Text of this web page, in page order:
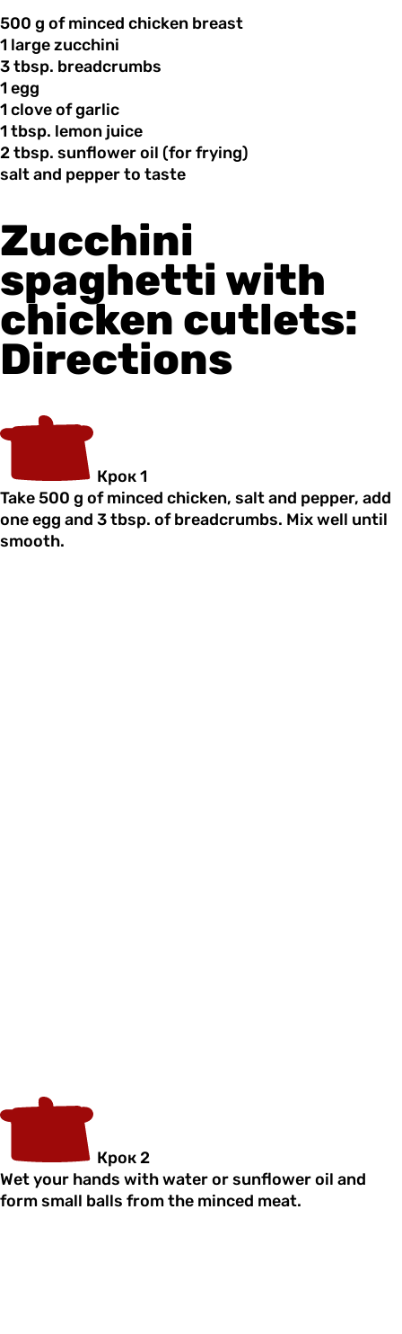
500 g ofminced chicken breast
1 largezucchini
3 tbsp. breadcrumbs
1 egg
1 cloveofgarlic
1 tbsp. lemon juice
2 tbsp. sunfloweroil (for frying)
salt and pepperto taste
Zucchini
spaghetti with
chicken cutlets:
Directions
Крок 1
Take 500 g of minced chicken, salt and pepper, add
one egg and 3 tbsp. of breadcrumbs. Mix well until
smooth.
Крок 2
Wet your hands with water or sunflower oil and
form small balls from the minced meat.